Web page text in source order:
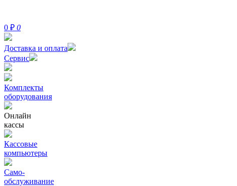
0 ₽ 0
Доставка и оплата
Сервис
Комплекты
оборудования
Онлайн
кассы
Кассовые
компьютеры
Само-
обслуживание